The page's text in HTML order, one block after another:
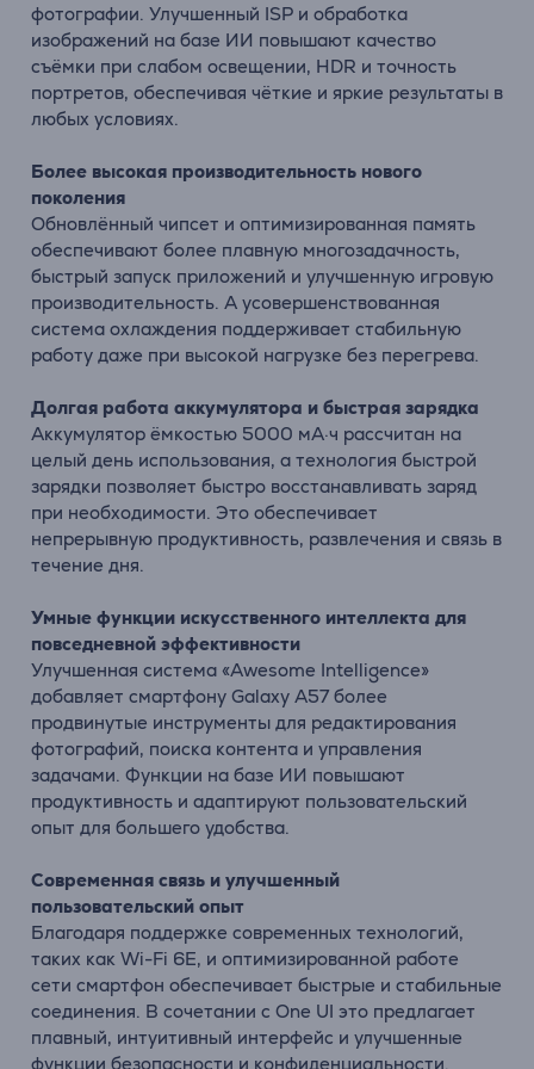
фотографии. Улучшенный ISP и обработка
изображений на базе ИИ повышают качество
съёмки при слабом освещении, HDR и точность
портретов, обеспечивая чёткие и яркие результаты в
любых условиях.
Более высокая производительность нового
поколения
Обновлённый чипсет и оптимизированная память
обеспечивают более плавную многозадачность,
быстрый запуск приложений и улучшенную игровую
производительность. А усовершенствованная
система охлаждения поддерживает стабильную
работу даже при высокой нагрузке без перегрева.
Долгая работа аккумулятора и быстрая зарядка
Аккумулятор ёмкостью 5000 мА·ч рассчитан на
целый день использования, а технология быстрой
зарядки позволяет быстро восстанавливать заряд
при необходимости. Это обеспечивает
непрерывную продуктивность, развлечения и связь в
течение дня.
Умные функции искусственного интеллекта для
повседневной эффективности
Улучшенная система «Awesome Intelligence»
добавляет смартфону Galaxy A57 более
продвинутые инструменты для редактирования
фотографий, поиска контента и управления
задачами. Функции на базе ИИ повышают
продуктивность и адаптируют пользовательский
опыт для большего удобства.
Современная связь и улучшенный
пользовательский опыт
Благодаря поддержке современных технологий,
таких как Wi-Fi 6E, и оптимизированной работе
сети смартфон обеспечивает быстрые и стабильные
соединения. В сочетании с One UI это предлагает
плавный, интуитивный интерфейс и улучшенные
функции безопасности и конфиденциальности.